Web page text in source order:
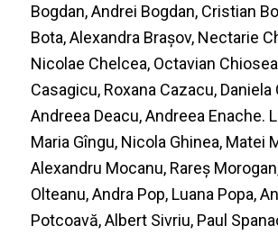
Bogdan, Andrei Bogdan, Cristian
Bota, Alexandra Brașov, Nectarie
Nicolae Chelcea, Octavian
Casagicu, Roxana Cazacu, Daniela
Andreea Deacu, Andreea Enache.
Maria Gîngu, Nicola Ghinea, Matei
Alexandru Mocanu, Rareș
Olteanu, Andra Pop, Luana Popa,
Potcoavă, Albert Sivriu, Paul